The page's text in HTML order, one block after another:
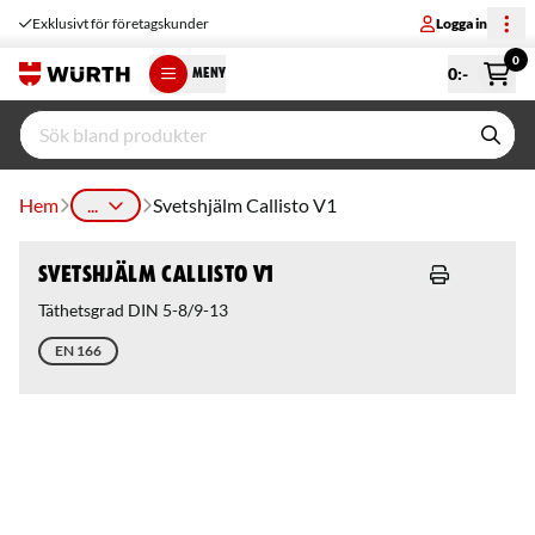
Exklusivt för företagskunder Logga in
MENY 0:-
0
Hem ... Svetshjälm Callisto V1
Svetshjälm Callisto V1
Täthetsgrad DIN 5-8/9-13
EN 166